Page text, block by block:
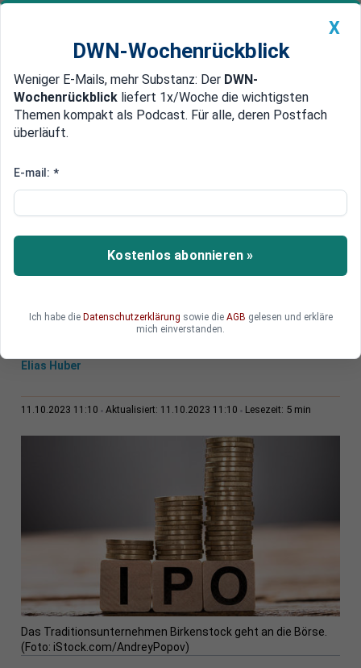
Newsticker MEIN DWN: Geldanlage Premium
Edelmetalle DWN-Magazin China
IPO von Birkenstock: Lohnen
Der Börsengang des Sandalenherstellers
Birkenstock sorgt für Schlagzeilen. Lohnt sich
der Kauf von Aktien, die erstmals an der Börse
Elias Huber
11.10.2023 11:10 Aktualisiert: 11.10.2023 11:10 Lesezeit: 5 min
Das Traditionsunternehmen Birkenstock geht an die Börse.
(Foto: iStock.com/AndreyPopov)
X
DWN-Wochenrückblick
Weniger E-Mails, mehr Substanz: Der DWN-
Wochenrückblick liefert 1x/Woche die wichtigsten
Themen kompakt als Podcast. Für alle, deren Postfach
überläuft.
E-mail: *
Kostenlos abonnieren »
Ich habe die Datenschutzerklärung sowie die AGB gelesen und erkläre
mich einverstanden.